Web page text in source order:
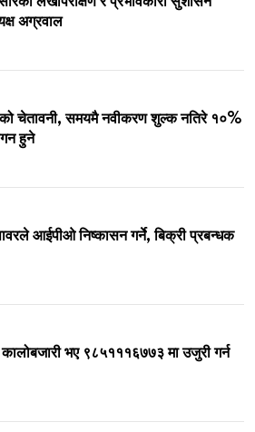
अग्रवाल
चेतावनी, समयमै नवीकरण शुल्क नतिरे १०%
हुने
आईपीओ निष्कासन गर्ने, बिक्री प्रबन्धक
भए ९८५१११६७७३ मा उजुरी गर्न